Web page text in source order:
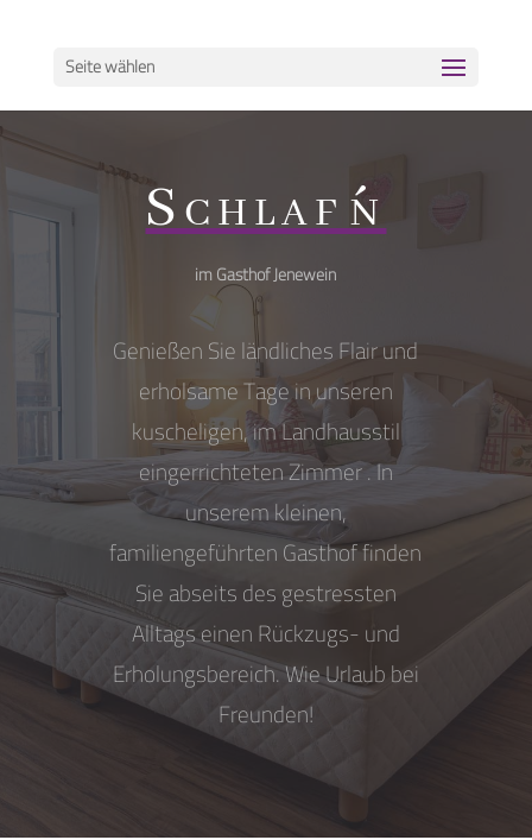
Seite wählen
Schlaf´n
im Gasthof Jenewein
Genießen Sie ländliches Flair und
erholsame Tage in unseren
kuscheligen, im Landhausstil
eingerrichteten Zimmer . In
unserem kleinen,
familiengeführten Gasthof finden
Sie abseits des gestressten
Alltags einen Rückzugs- und
Erholungsbereich. Wie Urlaub bei
Freunden!